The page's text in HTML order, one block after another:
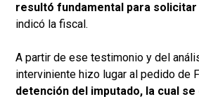
resultó fundamental para solicitar
indicó la fiscal.
A partir de ese testimonio y del
interviniente hizo lugar al pedido de
detención del imputado, la cual